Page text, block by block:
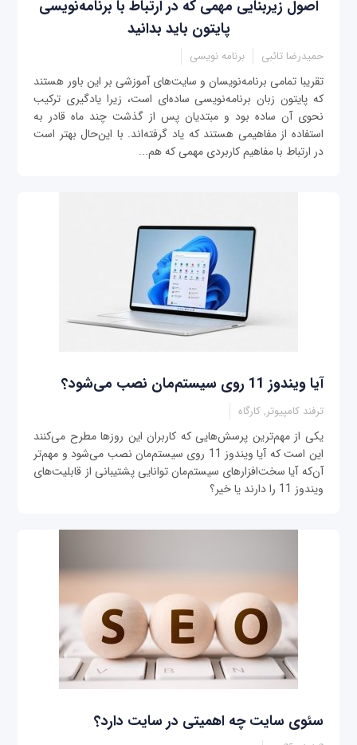
اصول زیربنایی مهمی که در ارتباط با برنامه‌نویسی
پایتون باید بدانید
حمیدرضا تائبی برنامه نویسی
تقریبا تمامی برنامه‌نویسان و سایت‌های آموزشی بر این باور هستند
که پایتون زبان برنامه‌نویسی ساده‌ای است، زیرا یادگیری ترکیب
نحوی آن ساده بود و مبتدیان پس از گذشت چند ماه قادر به
استفاده از مفاهیمی هستند که یاد گرفته‌اند. با این‌حال بهتر است
در ارتباط با مفاهیم کاربردی مهمی که هم‌...
آیا ویندوز 11 روی سیستم‌مان نصب می‌شود؟
ترفند کامپیوتر, کارگاه
یکی از مهم‌ترین پرسش‌هایی که کاربران این روزها مطرح می‌کنند
این است که آیا ویندوز 11 روی سیستم‌مان نصب می‌شود و مهم‌تر
آن‌که آیا سخت‌افزارهای سیستم‌مان توانایی پشتیبانی از قابلیت‌های
ویندوز 11 را دارند یا خیر؟
سئوی سایت چه اهمیتی در سایت دارد؟